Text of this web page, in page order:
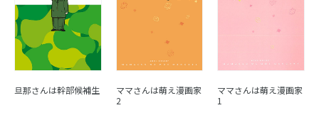
旦那さんは幹部候補生
ママさんは萌え漫画家
2
ママさんは萌え漫画家
1